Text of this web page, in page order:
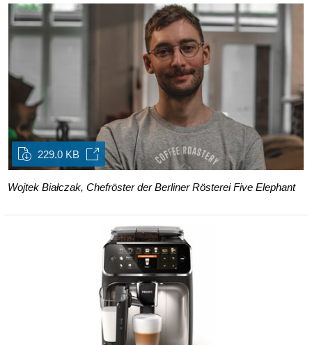
229.0 KB
Wojtek Białczak, Chefröster der Berliner Rösterei Five Elephant